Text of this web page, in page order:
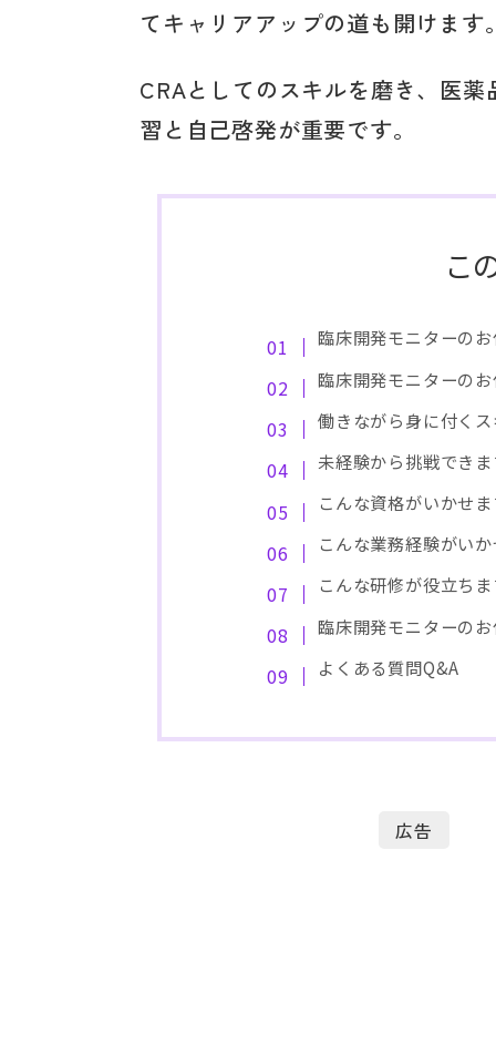
てキャリアアップの道も開けます
CRAとしてのスキルを磨き、医
習と自己啓発が重要です。
こ
臨床開発モニターの
臨床開発モニターの
働きながら身に付く
未経験から挑戦でき
こんな資格がいかせ
こんな業務経験がい
こんな研修が役立ち
臨床開発モニターの
よくある質問Q&A
広告